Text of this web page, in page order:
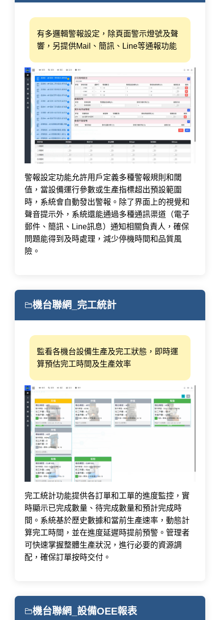
有多邏輯警報設定，除頁面警示燈號及聲
響，另提供Mail、簡訊、Line等通報功能
警報設定功能允許用戶定義多種警報規則和閾
值，當設備運行參數或生產指標超出預設範圍
時，系統會自動發出警報。除了界面上的視覺和
聲音提示外，系統還能通過多種通訊渠道（電子
郵件、簡訊、Line訊息）通知相關負責人，確保
問題能得到及時處理，減少停機時間和品質風
險。
機台聯網_完工統計
監看各機台設備生產及完工狀態，即時運
算預估完工時間及生產效率
完工統計功能提供各訂單和工單的進度監控，實
時顯示已完成數量、待完成數量和預計完成時
間。系統基於歷史數據和當前生產速率，動態計
算完工時間，並在進度延遲時提前預警。管理者
可快速掌握整體生產狀況，進行必要的資源調
配，確保訂單按時交付。
機台聯網_設備OEE報表